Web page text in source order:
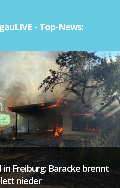
- Top-News:
in Freiburg: Baracke brennt
nieder